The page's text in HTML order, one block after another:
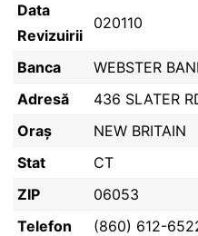
Data
Revizuirii
020110
Banca
WEBSTER
Adresă
436 SLATER
Oraș
NEW BRITAIN
Stat
CT
ZIP
06053
Telefon
(860) 612-